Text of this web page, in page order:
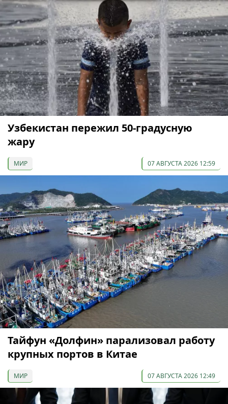
Узбекистан пережил 50-градусную
жару
МИР 07 АВГУСТА 2026 12:59
Тайфун «Долфин» парализовал работу
крупных портов в Китае
МИР 07 АВГУСТА 2026 12:49